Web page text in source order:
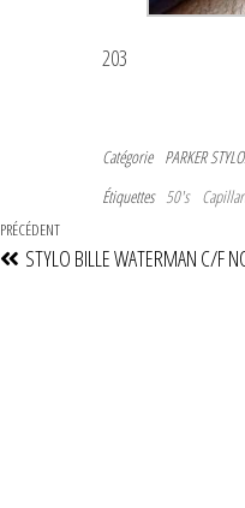
203
Catégorie PARKER
Étiquettes 50's
Navigation
de
Article
précédent
PRÉCÉDENT
STYLO BILLE WATERMAN C/F